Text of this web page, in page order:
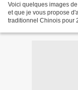
Voici quelques images
et que je vous propose
traditionnel Chinois pour